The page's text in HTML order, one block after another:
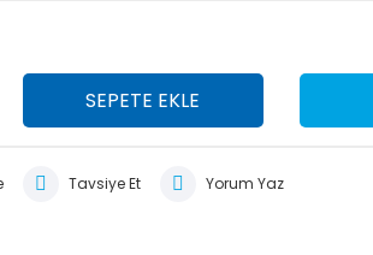
SEPETE EKLE
Tavsiye Et Yorum Yaz